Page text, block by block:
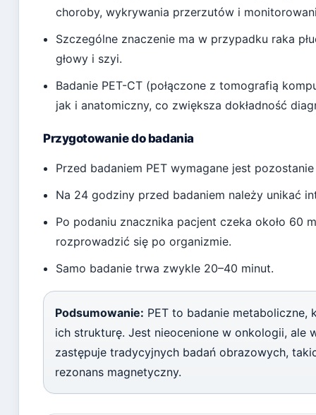
choroby, wykrywania przerzutów i
Szczególne znaczenie ma w przypadku raka
głowy i szyi.
Badanie PET-CT (połączone z tomografią
jak i anatomiczny, co zwiększa dokładność
Przygotowanie do badania
Przed badaniem PET wymagane jest
Na 24 godziny przed badaniem należy unikać
Po podaniu znacznika pacjent czeka około 60
rozprowadzić się po organizmie.
Samo badanie trwa zwykle 20–40 minut.
Podsumowanie: PET to badanie
ich strukturę. Jest nieocenione w onkologii, ale
zastępuje tradycyjnych badań obrazowych,
rezonans magnetyczny.